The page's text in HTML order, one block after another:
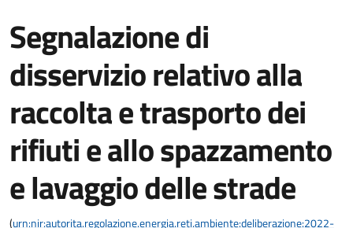
Segnalazione di
disservizio relativo alla
raccolta e trasporto dei
rifiuti e allo spazzamento
e lavaggio delle strade
(urn:nir:autorita.regolazione.energia.reti.ambiente:deliberazione:2022-